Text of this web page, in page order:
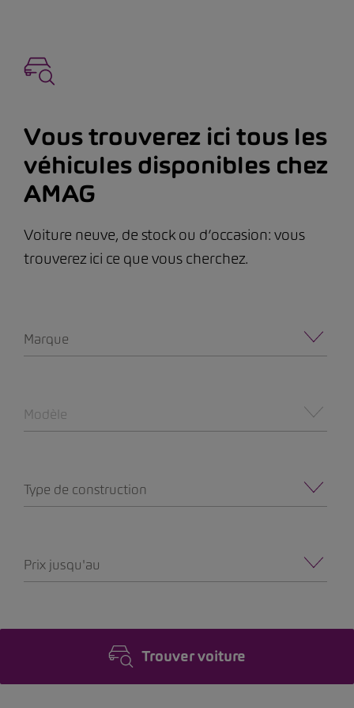
Vous trouverez ici tous les
véhicules disponibles chez
AMAG
Voiture neuve, de stock ou d’occasion: vous
trouverez ici ce que vous cherchez.
Marque
Modèle
Type de construction
Prix jusqu'au
Trouver voiture